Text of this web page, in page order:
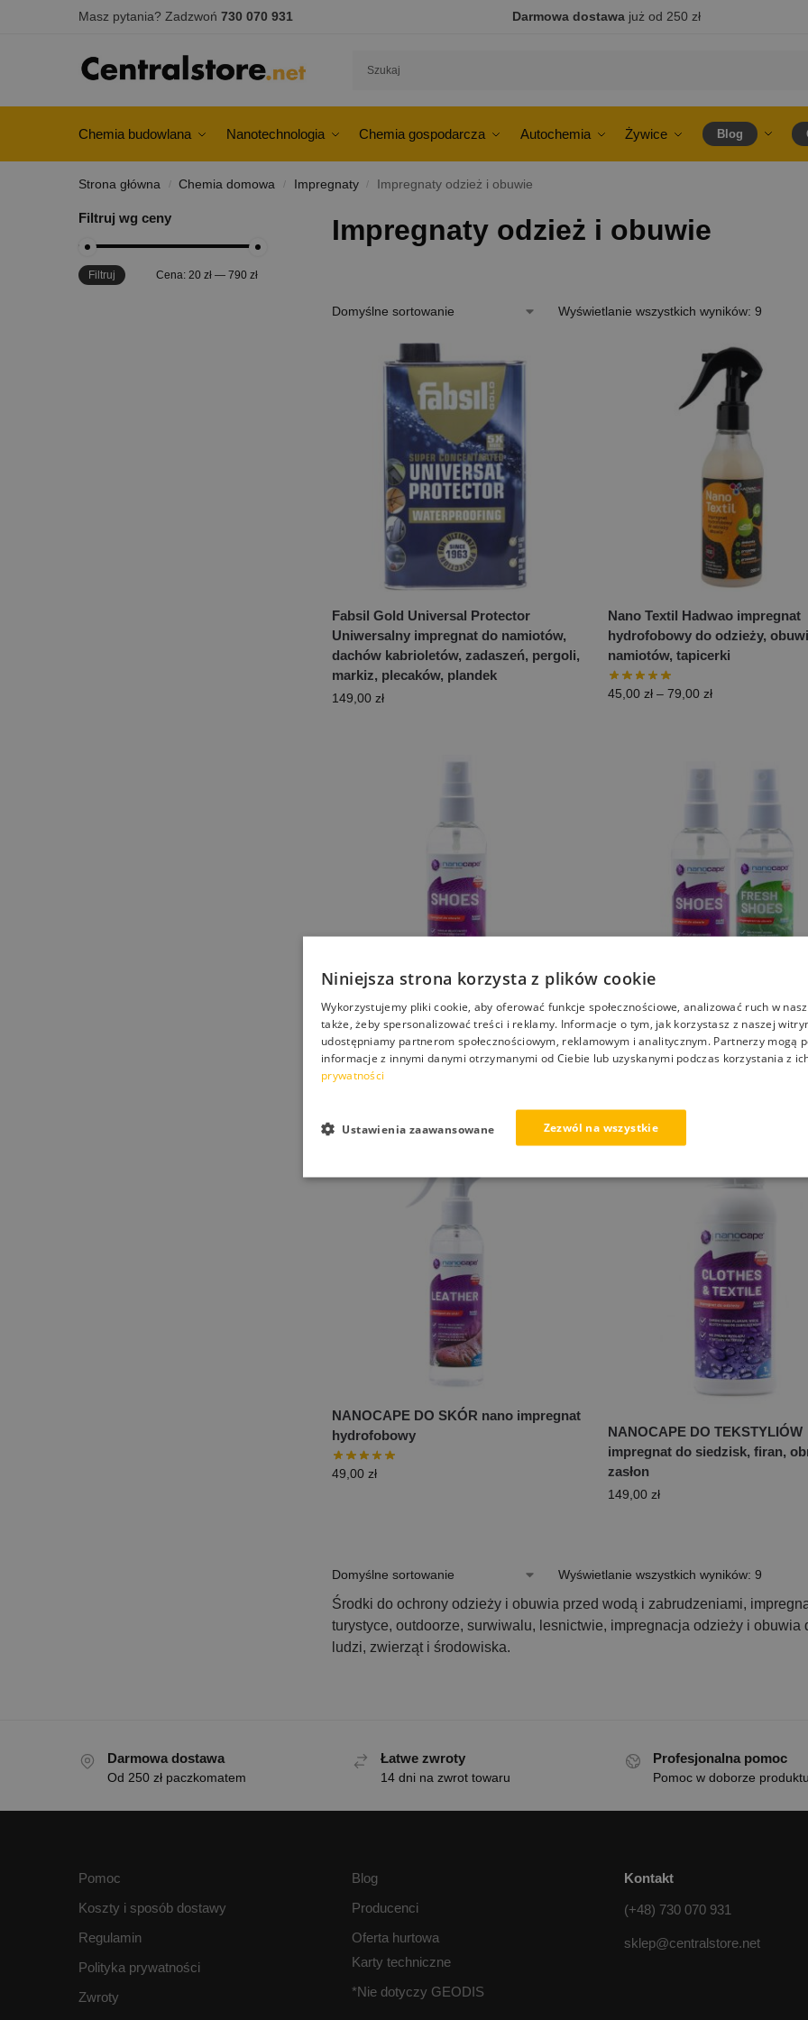
Masz pytania? Zadzwoń 730 070 931 Darmowa dostawajuż od 250 zł
Chemia budowlana Nanotechnologia Chemia gospodarcza Autochemia Żywice Blog
Strona główna / Chemia domowa / Impregnaty / Impregnaty odzież i obuwie
Impregnaty odzież i obuwie
Wyświetlanie wszystkich wyników: 9
Fabsil Gold Universal Protector
Uniwersalny impregnat do namiotów,
dachów kabrioletów, zadaszeń, pergoli,
markiz, plecaków, plandek
149,00 zł
Nano Textil Hadwao impregnat
hydrofobowy do odzieży,
namiotów, tapicerki
45,00 zł – 79,00 zł
Hydrofobowy nano impregnat do
butów obuwia NANOCAPE
25,00
Impregnat do obuwia
NANOCAPE + antyzapach do
NANOCAPE DO SKÓR nano impregnat
hydrofobowy
49,00 zł
NANOCAPE DO TEKSTYLIÓW
impregnat do siedzisk, firan,
zasłon
149,00 zł
Wyświetlanie wszystkich wyników: 9
Środki do ochrony odzieży i obuwia przed wodą i zabrudzeniami,
turystyce, outdoorze, surwiwalu, lesnictwie, impregnacja odzieży i
ludzi, zwierząt i środowiska.
Filtruj wg ceny
Filtruj Cena: 20 zł— 790 zł
Darmowa dostawa
Od 250 zł paczkomatem
Łatwe zwroty
14 dni na zwrot towaru
Profesjonalna pomoc
Pomoc w doborze produktu
Pomoc
Koszty i sposób dostawy
Regulamin
Polityka prywatności
Zwroty
Blog
Producenci
Oferta hurtowa
Karty techniczne
*Nie dotyczy GEODIS
Kontakt
(+48) 730 070 931
sklep@centralstore.net
Niniejsza strona korzysta z plików cookie
Wykorzystujemy pliki cookie, aby oferować funkcje społecznościowe, analizować ruch w
także, żeby spersonalizować treści i reklamy. Informacje o tym, jak korzystasz z naszej
udostępniamy partnerom społecznościowym, reklamowym i analitycznym. Partnerzy mogą
informacje z innymi danymi otrzymanymi od Ciebie lub uzyskanymi podczas korzystania z ich
prywatności
Zezwól na wszystkie
Ustawienia zaawansowane